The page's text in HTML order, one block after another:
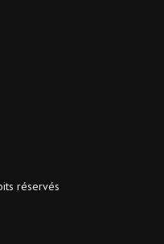
réservés